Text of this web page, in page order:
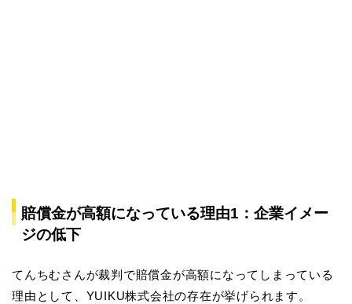
賠償金が高額になっている理由1：企業イメー
ジの低下
てんちむさんが裁判で賠償金が高額になってしまっている
理由として、YUIKU株式会社の存在が挙げられます。